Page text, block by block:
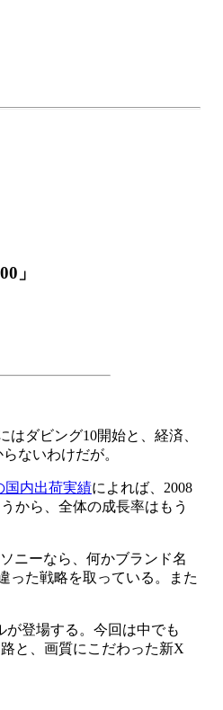
」
ダビング10開始と、経済、
ないわけだが。
国内出荷実績によれば、2008
から、全体の成長率はもう
ニーなら、何かブランド名
った戦略を取っている。また
登場する。今回は中でも
と、画質にこだわった新X